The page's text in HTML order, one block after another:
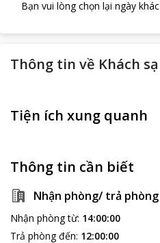
Bạn vui lòng chọn lại ngày
Thông tin về Khách
Tiện ích xung quanh
Thông tin cần biết
Nhận phòng/ trả phòng
Nhận phòng từ: 14:00:00
Trả phòng đến: 12:00:00